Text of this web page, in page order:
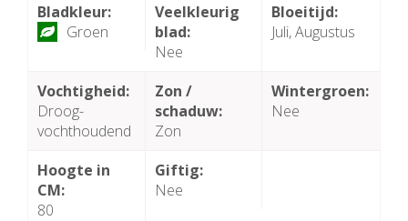
Bladkleur:
Groen
Veelkleurig
blad:
Nee
Bloeitijd:
Juli, Augustus
Vochtigheid:
Droog-
vochthoudend
Zon /
schaduw:
Zon
Wintergroen:
Nee
Hoogte in
CM:
80
Giftig:
Nee